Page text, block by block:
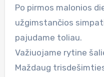
Po pirmos malonios dienos Estijoje ir
užgimstančios
pajudame toliau.
Važiuojame rytine
Maždaug